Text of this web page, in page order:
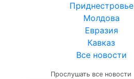
Приднестровье
Молдова
Евразия
Кавказ
Все новости
Прослушать все новости